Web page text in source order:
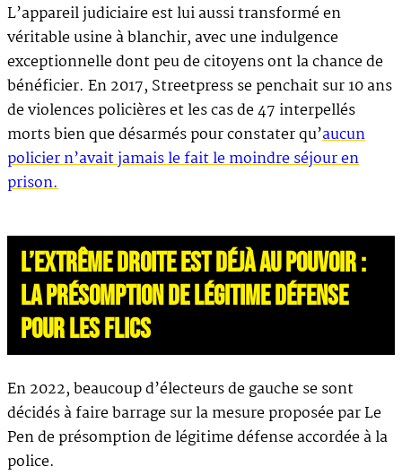
L’appareil judiciaire est lui aussi transformé en
véritable usine à blanchir, avec une indulgence
exceptionnelle dont peu de citoyens ont la chance de
bénéficier. En 2017, Streetpress se penchait sur 10 ans
de violences policières et les cas de 47 interpellés
morts bien que désarmés pour constater qu’aucun
policier n’avait jamais le fait le moindre séjour en
prison.
L’EXTRÊME DROITE EST DÉJÀ AU POUVOIR :
LA PRÉSOMPTION DE LÉGITIME DÉFENSE
POUR LES FLICS
En 2022, beaucoup d’électeurs de gauche se sont
décidés à faire barrage sur la mesure proposée par Le
Pen de présomption de légitime défense accordée à la
police.